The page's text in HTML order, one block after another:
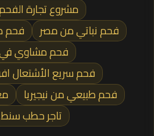
مشروع تجارة
فحم نباتي من مصر
فحم
فحم مشاوي
فحم سريع الأشتعال
فحم طبيعي من نيجيريا
تاجر حطب